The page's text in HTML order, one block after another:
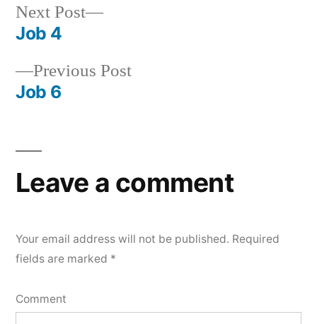
Post
navigation
Previous PostPrevious
Job 6
Next Post
Next
Job 4
Leave a comment
Your email address will not be published. Required
fields are marked *
Comment